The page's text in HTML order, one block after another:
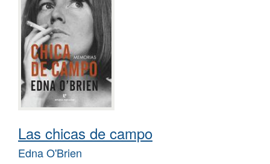
Las chicas de campo
Edna O'Brien